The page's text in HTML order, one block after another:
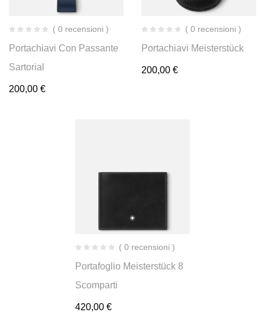
( 0 recensioni )
Portachiavi Con Passante
Sartorial
200,00 €
( 0 recensioni )
Portachiavi Meisterstück
200,00 €
( 0 recensioni )
Portafoglio Meisterstück 8
Scomparti
420,00 €